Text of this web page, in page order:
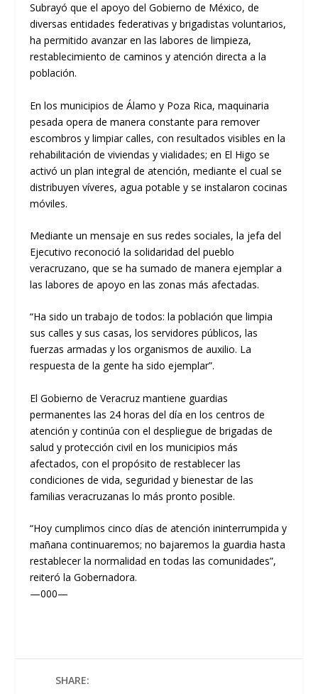
Subrayó que el apoyo del Gobierno de México, de
diversas entidades federativas y brigadistas voluntarios,
ha permitido avanzar en las labores de limpieza,
restablecimiento de caminos y atención directa a la
población.
En los municipios de Álamo y Poza Rica, maquinaria
pesada opera de manera constante para remover
escombros y limpiar calles, con resultados visibles en la
rehabilitación de viviendas y vialidades; en El Higo se
activó un plan integral de atención, mediante el cual se
distribuyen víveres, agua potable y se instalaron cocinas
móviles.
Mediante un mensaje en sus redes sociales, la jefa del
Ejecutivo reconoció la solidaridad del pueblo
veracruzano, que se ha sumado de manera ejemplar a
las labores de apoyo en las zonas más afectadas.
“Ha sido un trabajo de todos: la población que limpia
sus calles y sus casas, los servidores públicos, las
fuerzas armadas y los organismos de auxilio. La
respuesta de la gente ha sido ejemplar”.
El Gobierno de Veracruz mantiene guardias
permanentes las 24 horas del día en los centros de
atención y continúa con el despliegue de brigadas de
salud y protección civil en los municipios más
afectados, con el propósito de restablecer las
condiciones de vida, seguridad y bienestar de las
familias veracruzanas lo más pronto posible.
“Hoy cumplimos cinco días de atención ininterrumpida y
mañana continuaremos; no bajaremos la guardia hasta
restablecer la normalidad en todas las comunidades”,
reiteró la Gobernadora.
—000—
SHARE: